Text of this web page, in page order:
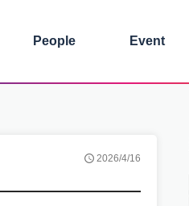
People Event
2026/4/16